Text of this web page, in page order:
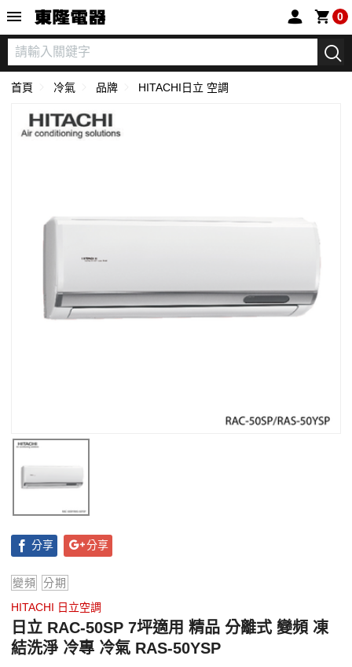
0
首頁 冷氣 品牌 HITACHI日立 空調
分享 分享
變頻
分期
HITACHI 日立空調
日立 RAC-50SP 7坪適用 精品 分離式 變頻 凍
結洗淨 冷專 冷氣 RAS-50YSP